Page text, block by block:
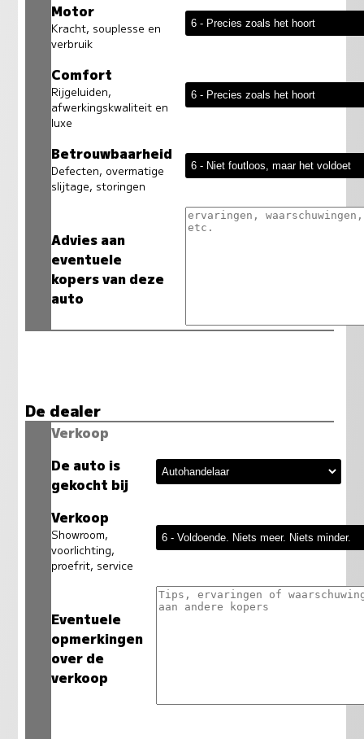
Motor
Kracht, souplesse en
verbruik
Comfort
Rijgeluiden,
afwerkingskwaliteit en
luxe
Betrouwbaarheid
Defecten, overmatige
slijtage, storingen
Advies aan
eventuele
kopers van deze
auto
De dealer
Verkoop
De auto is
gekocht bij
Verkoop
Showroom,
voorlichting,
proefrit, service
Eventuele
opmerkingen
over de
verkoop